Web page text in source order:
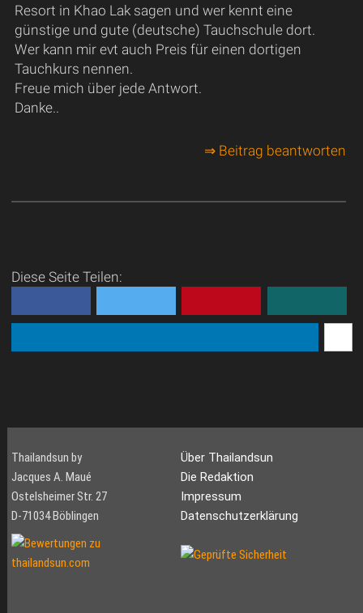
Resort in Khao Lak sagen und wer kennt eine
günstige und gute (deutsche) Tauchschule dort.
Wer kann mir evt auch Preis für einen dortigen
Tauchkurs nennen.
Freue mich über jede Antwort.
Danke..
⇒ Beitrag beantworten
Diese Seite Teilen:
Thailandsun by
Jacques A. Maué
Ostelsheimer Str. 27
D-71034 Böblingen
Über Thailandsun
Die Redaktion
Impressum
Datenschutzerklärung